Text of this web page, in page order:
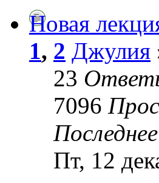
Новая
1, 2 Джулия
23
7096
Пт, 12